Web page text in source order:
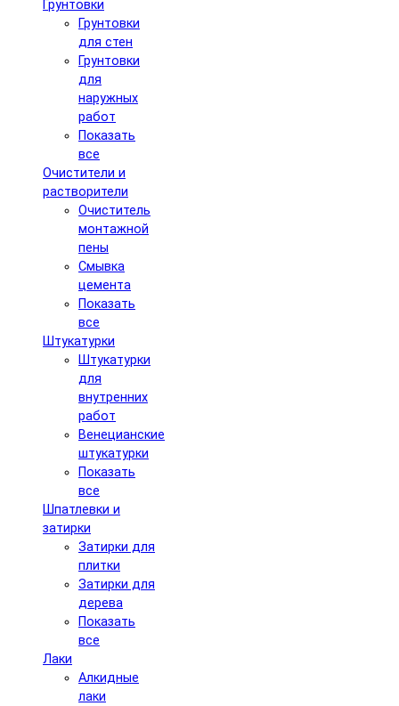
Грунтовки
Грунтовки
для стен
Грунтовки
для
наружных
работ
Показать
все
Очистители и
растворители
Очиститель
монтажной
пены
Смывка
цемента
Показать
все
Штукатурки
Штукатурки
для
внутренних
работ
Венецианские
штукатурки
Показать
все
Шпатлевки и
затирки
Затирки для
плитки
Затирки для
дерева
Показать
все
Лаки
Алкидные
лаки